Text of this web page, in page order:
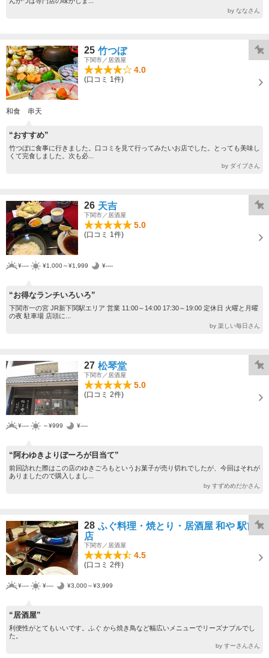
by ななさん
25 竹つぼ
下関市／居酒屋
4.0
(口コミ 1件)
和食 串天
“おすすめ”
竹つぼに食事に行きました。口コミを見て行ってみたいお店でした。とっても美味し
くて完食しました。次も必...
by ダイブさん
26 天吉
下関市／居酒屋
5.0
(口コミ 1件)
¥---- ¥1,000～¥1,999 ¥----
“お得なランチいろいろ”
下関市一の宮 JR新下関駅エリア 営業 11:00～14:00 17:30～19:00 定休日 火曜と月曜
の夜 駐車場 店頭に...
by 楽しい毎日さん
27 松琴堂
下関市／居酒屋
5.0
(口コミ 2件)
¥---- ～¥999 ¥----
“阿わゆきよりぼーろが目当て”
前回訪れた際はこの店のゆきごろもというお菓子が売り切れでしたが、今回はそれが
ありましたので購入しまし...
by すずめめだかさん
28 ふぐ料理・焼とり・居酒屋 和や 駅前
店
下関市／居酒屋
4.5
(口コミ 2件)
¥---- ¥---- ¥3,000～¥3,999
“居酒屋”
利便性がとてもいいです。ふぐ から焼き鳥など幅広いメニューでリーズナブルでし
た。
by すーさんさん